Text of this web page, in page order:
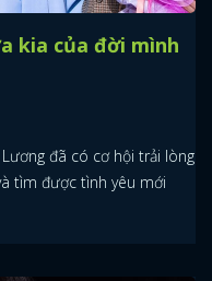
kia của đời mình
đã có cơ hội trải lòng
tìm được tình yêu mới